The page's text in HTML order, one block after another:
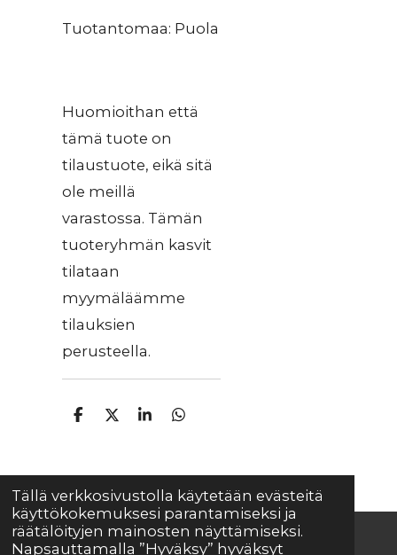
Tällä verkkosivustolla käytetään evästeitä
käyttökokemuksesi parantamiseksi ja
räätälöityjen mainosten näyttämiseksi.
Napsauttamalla ”Hyväksy” hyväksyt
Tuotantomaa: Puola
Huomioithan että
tämä tuote on
tilaustuote, eikä sitä
ole meillä
varastossa. Tämän
tuoteryhmän kasvit
tilataan
myymäläämme
tilauksien
perusteella.
J
J
J
J